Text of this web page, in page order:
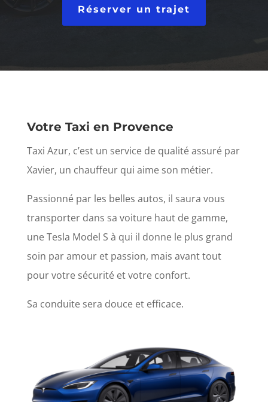
Réserver un trajet
Votre Taxi en Provence
Taxi Azur, c’est un service de qualité assuré par
Xavier, un chauffeur qui aime son métier.
Passionné par les belles autos, il saura vous
transporter dans sa voiture haut de gamme,
une Tesla Model S à qui il donne le plus grand
soin par amour et passion, mais avant tout
pour votre sécurité et votre confort.
Sa conduite sera douce et efficace.